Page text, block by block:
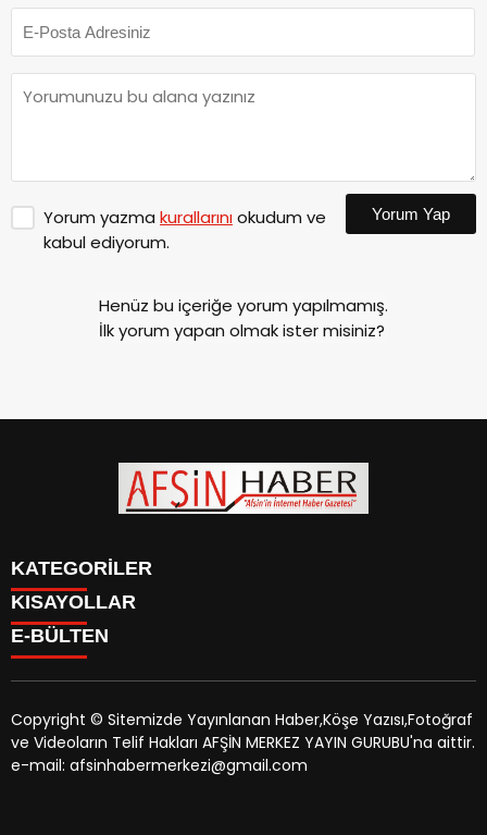
Yorum yazma kurallarınıokudum ve
kabul ediyorum.
Yorum Yap
Henüz bu içeriğe yorum yapılmamış.
İlk yorum yapan olmak ister misiniz?
KATEGORİLER
SİYASET
EĞİTİM
MAGAZİN
MANŞETLER
ÖZEL HABER
KISAYOLLAR
SİYASET
EĞİTİM
KÜLTÜR SANAT
MAGAZİN
MANŞETLER
E-BÜLTEN
afsinhaber.com e-bültenine abone olarak, tarafınıza haber,
duyuru ve kampanya içerikli e-postaların gönderilmesini
Copyright © Sitemizde Yayınlanan Haber,Köşe Yazısı,Fotoğraf
ve Videoların Telif Hakları AFŞİN MERKEZ YAYIN GURUBU'na aittir.
e-mail: afsinhabermerkezi@gmail.com